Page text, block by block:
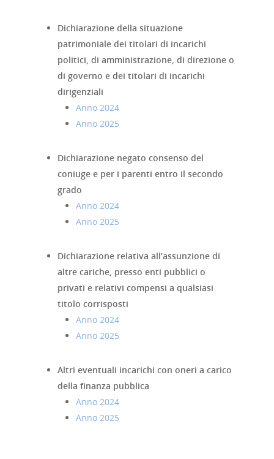
Dichiarazione della situazione
patrimoniale dei titolari di incarichi
politici, di amministrazione, di direzione o
di governo e dei titolari di incarichi
dirigenziali
Anno 2024
Anno 2025
Dichiarazione negato consenso del
coniuge e per i parenti entro il secondo
grado
Anno 2024
Anno 2025
Dichiarazione relativa all’assunzione di
altre cariche, presso enti pubblici o
privati e relativi compensi a qualsiasi
titolo corrisposti
Anno 2024
Anno 2025
Altri eventuali incarichi con oneri a carico
della finanza pubblica
Anno 2024
Anno 2025